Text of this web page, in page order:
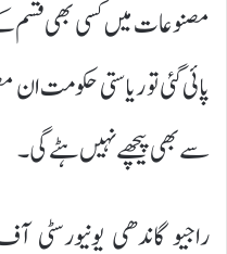
مصنوعات میں کسی بھی قسم
پائی گئی تو ریاستی حکومت
سے بھی پیچھے نہیں ہٹے گی۔